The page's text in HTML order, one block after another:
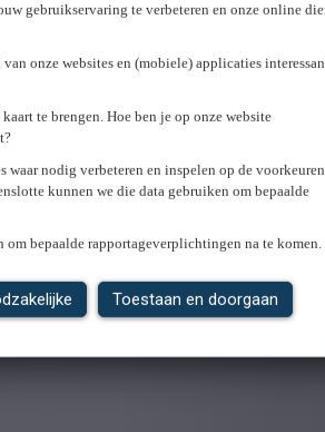
gebruikservaring te verbeteren en onze online
onze websites en (mobiele) applicaties
te brengen. Hoe ben je op onze website
nodig verbeteren en inspelen op de
kunnen we die data gebruiken om bepaalde
om bepaalde rapportageverplichtingen na te komen.
Toestaan en doorgaan